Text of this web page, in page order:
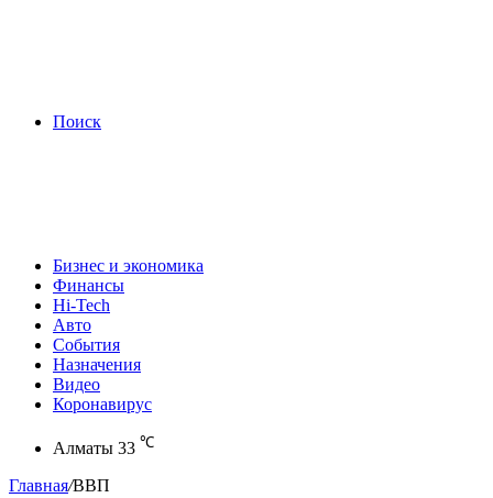
Поиск
Бизнес и экономика
Финансы
Hi-Tech
Авто
События
Назначения
Видео
Коронавирус
Алматы 33 ℃
Главная/ВВП